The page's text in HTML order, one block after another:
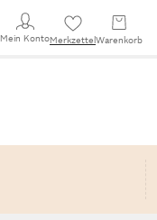
Mein KontoMerkzettel Warenkorb